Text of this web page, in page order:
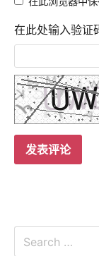
在此处输入验证
Search
for: